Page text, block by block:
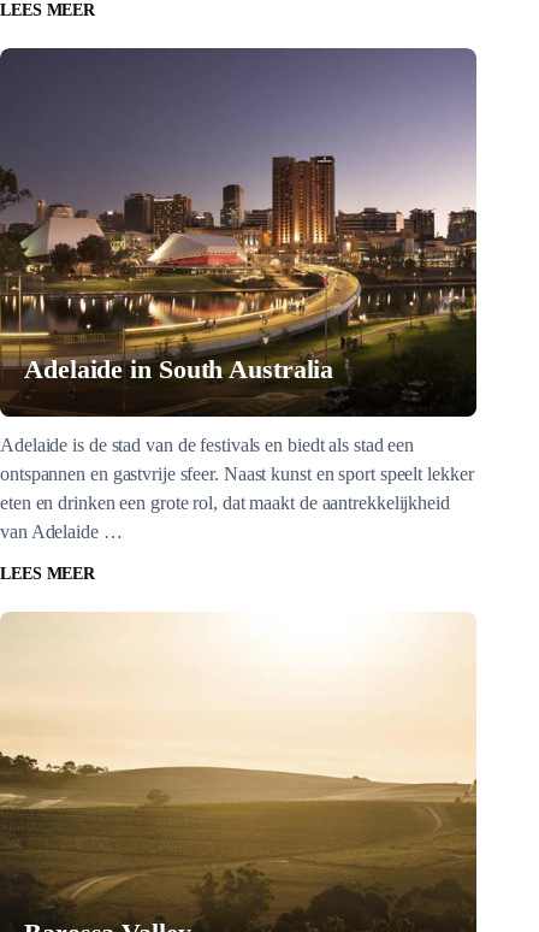
LEES MEER
Adelaide in South Australia
Adelaide is de stad van de festivals en biedt als stad een
ontspannen en gastvrije sfeer. Naast kunst en sport speelt lekker
eten en drinken een grote rol, dat maakt de aantrekkelijkheid
van Adelaide …
LEES MEER